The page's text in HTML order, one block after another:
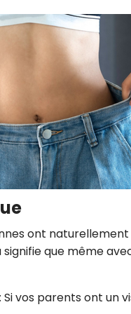
ont naturellement
signifie que même
: Si vos parents ont un